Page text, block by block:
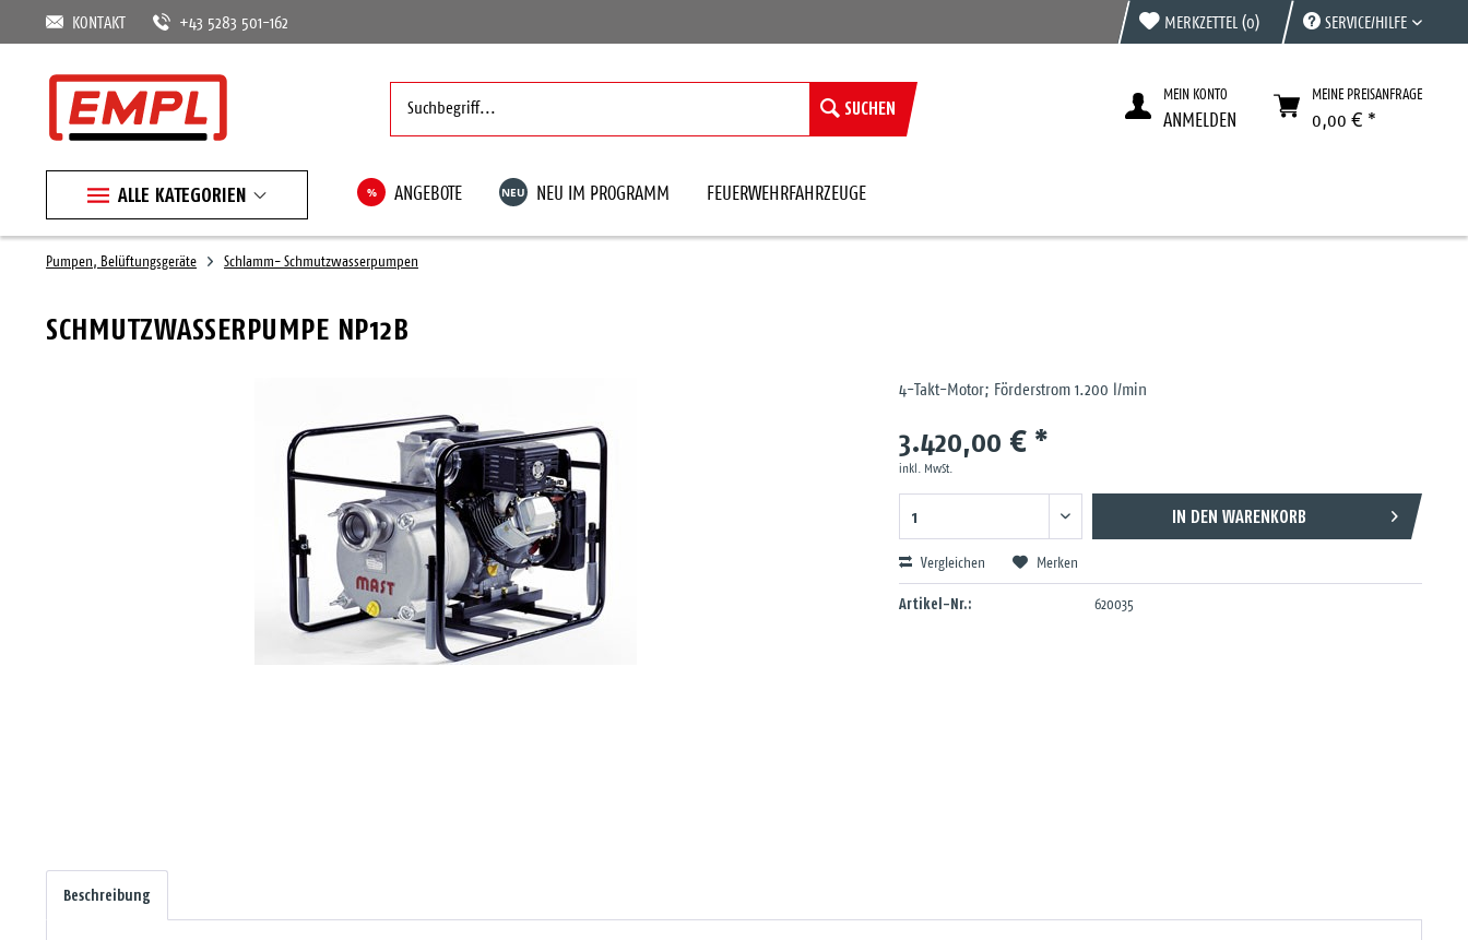
KONTAKT +43 5283 501-162 MERKZETTEL (0) SERVICE/HILFE
SUCHEN
MEIN KONTO
ANMELDEN
MEINE PREISANFRAGE
0,00 € *
ALLE KATEGORIEN % ANGEBOTE NEU NEU IM PROGRAMM FEUERWEHRFAHRZEUGE
Pumpen, Belüftungsgeräte Schlamm- Schmutzwasserpumpen
SCHMUTZWASSERPUMPE NP12B
4-Takt-Motor; Förderstrom 1.200 l/min
3.420,00 € *
inkl. MwSt.
IN DEN WARENKORB
Vergleichen Merken
Artikel-Nr.: 620035
Beschreibung